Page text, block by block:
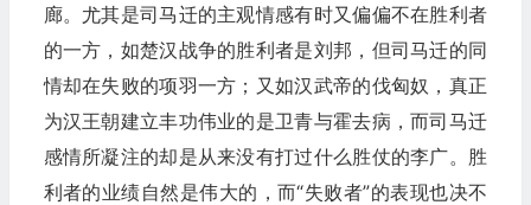
廊。尤其是司马迁的主观情感有时又偏偏不在胜利者
的一方，如楚汉战争的胜利者是刘邦，但司马迁的同
情却在失败的项羽一方；又如汉武帝的伐匈奴，真正
为汉王朝建立丰功伟业的是卫青与霍去病，而司马迁
感情所凝注的却是从来没有打过什么胜仗的李广。胜
利者的业绩自然是伟大的，而“失败者”的表现也决不